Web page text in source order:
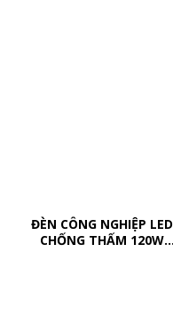
ĐÈN CÔNG NGHIỆP LED
CHỐNG THẤM 120W